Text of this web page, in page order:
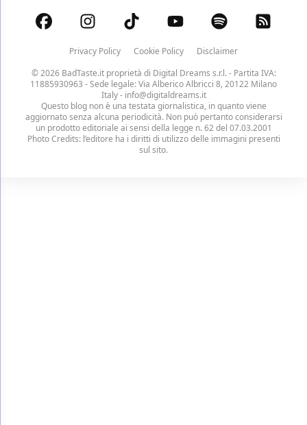
Privacy Policy Cookie Policy
Disclaimer
© 2026 BadTaste.it proprietà di Digital Dreams s.r.l.- Partita IVA:
11885930963 - Sede legale: Via Alberico Albricci 8, 20122 Milano
Italy - info@digitaldreams.it
Questo blog non è una testata giornalistica, in quanto viene
aggiornato senza alcuna periodicità. Non può pertanto considerarsi
un prodotto editoriale ai sensi della legge n. 62 del 07.03.2001
Photo Credits: l’editore ha i diritti di utilizzo delle immagini presenti
sul sito.